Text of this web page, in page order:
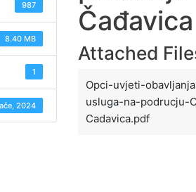
987
8.40 MB
1
2024
Čađavica
Attached
Opci-uvjeti-
usluga-na-podrucju-
Cadavica.pdf